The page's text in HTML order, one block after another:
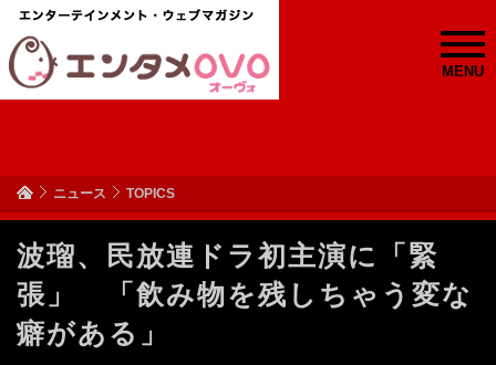
MENU
ニュース TOPICS
波瑠、民放連ドラ初主演に「緊
張」 「飲み物を残しちゃう変な
癖がある」